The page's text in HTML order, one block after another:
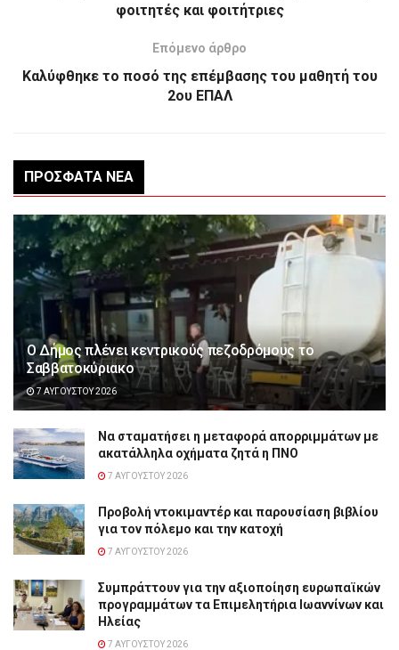
φοιτητές και φοιτήτριες
Επόμενο άρθρο
Καλύφθηκε το ποσό της επέμβασης του μαθητή του
2ου ΕΠΑΛ
ΠΡΌΣΦΑΤΑ ΝΈΑ
Ο Δήμος πλένει κεντρικούς πεζοδρόμους το
Σαββατοκύριακο
7 ΑΥΓΟΎΣΤΟΥ 2026
Να σταματήσει η μεταφορά απορριμμάτων με
ακατάλληλα οχήματα ζητά η ΠΝΟ
7 ΑΥΓΟΎΣΤΟΥ 2026
Προβολή ντοκιμαντέρ και παρουσίαση βιβλίου
για τον πόλεμο και την κατοχή
7 ΑΥΓΟΎΣΤΟΥ 2026
Συμπράττουν για την αξιοποίηση ευρωπαϊκών
προγραμμάτων τα Επιμελητήρια Ιωαννίνων και
Ηλείας
7 ΑΥΓΟΎΣΤΟΥ 2026